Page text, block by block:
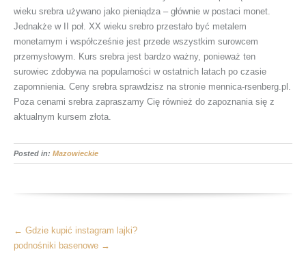
wieku srebra używano jako pieniądza – głównie w postaci monet.
Jednakże w II poł. XX wieku srebro przestało być metalem
monetarnym i współcześnie jest przede wszystkim surowcem
przemysłowym. Kurs srebra jest bardzo ważny, ponieważ ten
surowiec zdobywa na popularności w ostatnich latach po czasie
zapomnienia. Ceny srebra sprawdzisz na stronie mennica-rsenberg.pl.
Poza cenami srebra zapraszamy Cię również do zapoznania się z
aktualnym kursem złota.
Posted in: Mazowieckie
More
Articles
← Gdzie kupić instagram lajki?
podnośniki basenowe →